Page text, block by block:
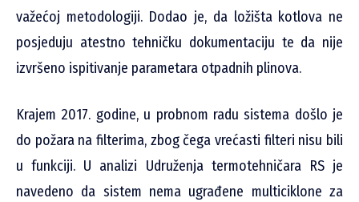
važećoj metodologiji. Dodao je, da ložišta kotlova ne
posjeduju atestno tehničku dokumentaciju te da nije
izvršeno ispitivanje parametara otpadnih plinova.
Krajem 2017. godine, u probnom radu sistema došlo je
do požara na filterima, zbog čega vrećasti filteri nisu bili
u funkciji. U analizi Udruženja termotehničara RS je
navedeno da sistem nema ugrađene multiciklone za